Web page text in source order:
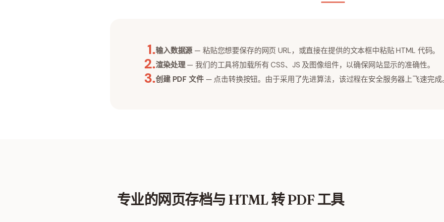
1.输入数据源 — 粘贴您想要保存的网页 URL，或直接在提供的文本框中粘贴 HTML 代码。
2.渲染处理— 我们的工具将加载所有 CSS、JS 及图像组件，以确保网站显示的准确性。
3.创建 PDF 文件— 点击转换按钮。由于采用了先进算法，该过程在安全服务器上飞速完成
专业的网页存档与 HTML 转 PDF 工具